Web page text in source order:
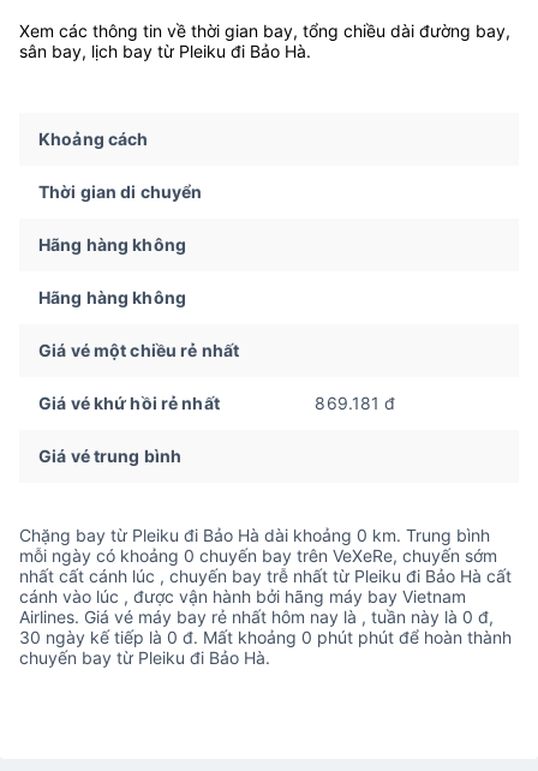
Xem các thông tin về thời gian bay, tổng chiều dài đường bay,
sân bay, lịch bay từ Pleiku đi Bảo Hà.
Khoảng cách
Thời gian di chuyển
Hãng hàng không
Hãng hàng không
Giá vé một chiều rẻ nhất
Giá vé khứ hồi rẻ nhất 869.181 đ
Giá vé trung bình
Chặng bay từ Pleiku đi Bảo Hà dài khoảng 0 km. Trung bình
mỗi ngày có khoảng 0 chuyến bay trên VeXeRe, chuyến sớm
nhất cất cánh lúc , chuyến bay trễ nhất từ Pleiku đi Bảo Hà cất
cánh vào lúc , được vận hành bởi hãng máy bay Vietnam
Airlines. Giá vé máy bay rẻ nhất hôm nay là , tuần này là 0 đ,
30 ngày kế tiếp là 0 đ. Mất khoảng 0 phút phút để hoàn thành
chuyến bay từ Pleiku đi Bảo Hà.